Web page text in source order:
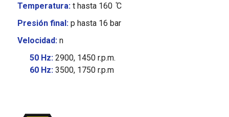
Temperatura:t hasta 160 ̊C
Presión final:p hasta 16 bar
Velocidad:n
50 Hz:2900, 1450 r.p.m.
60 Hz:3500, 1750 r.p.m